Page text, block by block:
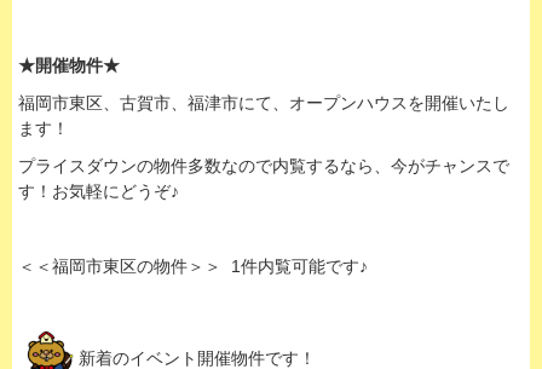
★開催物件★
福岡市東区、古賀市、福津市にて、オープンハウスを開催いたし
ます！
プライスダウンの物件多数なので内覧するなら、今がチャンスで
す！お気軽にどうぞ♪
＜＜福岡市東区の物件＞＞ 1件内覧可能です♪
新着のイベント開催物件です！